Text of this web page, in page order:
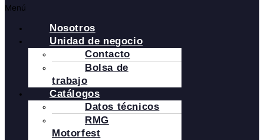
Menú
Nosotros
Unidad de negocio
Contacto
Bolsa de
trabajo
Catálogos
Datos técnicos
RMG
Motorfest